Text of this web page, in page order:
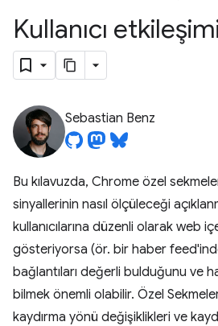
Kullanıcı
Sebastian Benz
Bu kılavuzda, Chrome özel
sinyallerinin nasıl ölçüleceği
kullanıcılarına düzenli olarak web
gösteriyorsa (ör. bir haber
bağlantıları değerli bulduğunu ve
bilmek önemli olabilir. Özel
kaydırma yönü değişiklikleri ve